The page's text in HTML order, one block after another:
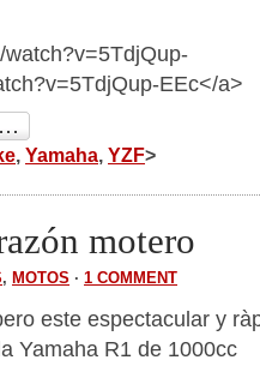
EEc</a>
, Yamaha, YZF>
motero
, MOTOS · 1 COMMENT
este espectacular y
Yamaha R1 de 1000cc